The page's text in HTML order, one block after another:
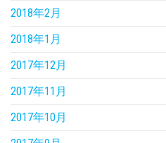
2018年2月
2018年1月
2017年12月
2017年11月
2017年10月